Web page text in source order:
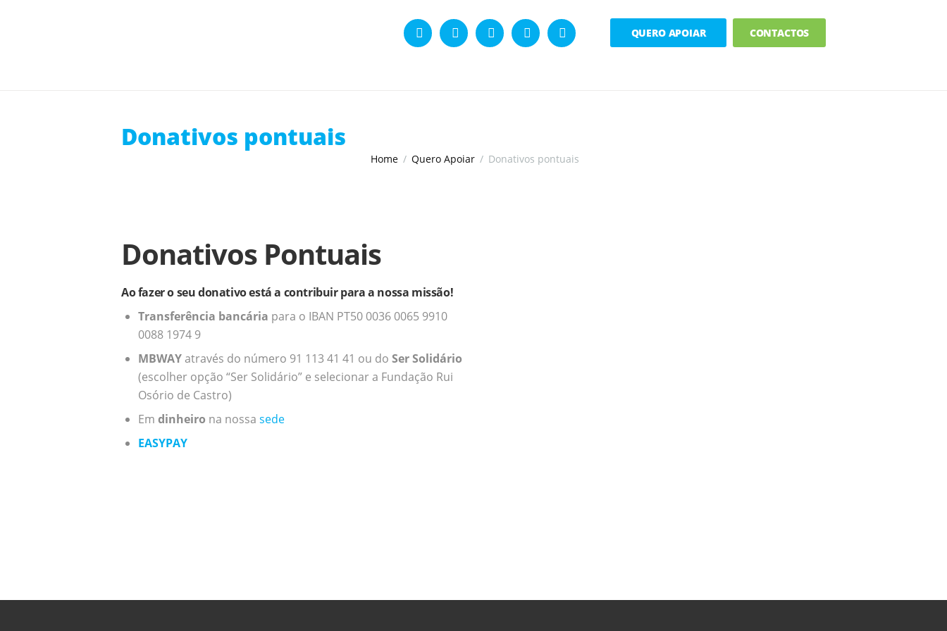
QUERO APOIAR CONTACTOS
Donativos pontuais
Home Quero Apoiar Donativos pontuais
Donativos Pontuais
Ao fazer o seu donativo está a contribuir para a nossa missão!
Transferência bancária para o IBAN PT50 0036 0065 9910
0088 1974 9
MBWAYatravés do número 91 113 41 41 ou do Ser Solidário
(escolher opção “Ser Solidário” e selecionar a Fundação Rui
Osório de Castro)
Em dinheiro na nossa sede
EASYPAY